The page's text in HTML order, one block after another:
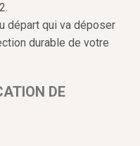
départ qui va déposer
durable de votre
DE